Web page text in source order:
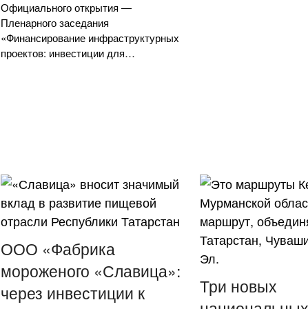
Официального открытия —
Пленарного заседания
«Финансирование инфраструктурных
проектов: инвестиции для…
ООО «Фабрика
мороженого «Славица»:
через инвестиции к
Три новых